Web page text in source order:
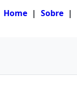
Home | Sobre |